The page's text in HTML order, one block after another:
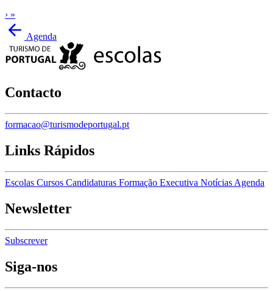
› »
Agenda
Contacto
formacao@turismodeportugal.pt
Links Rápidos
Escolas Cursos Candidaturas Formação Executiva Notícias Agenda
Newsletter
Subscrever
Siga-nos